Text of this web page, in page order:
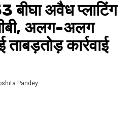
बीघा अवैध प्लाटिंग
अलग-अलग
ताबड़तोड़ कार्रवाई
Pandey